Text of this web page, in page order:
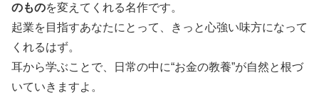
のものを変えてくれる名作です。
起業を目指すあなたにとって、きっと心強い味方になって
くれるはず。
耳から学ぶことで、日常の中に“お金の教養”が自然と根づ
いていきますよ。